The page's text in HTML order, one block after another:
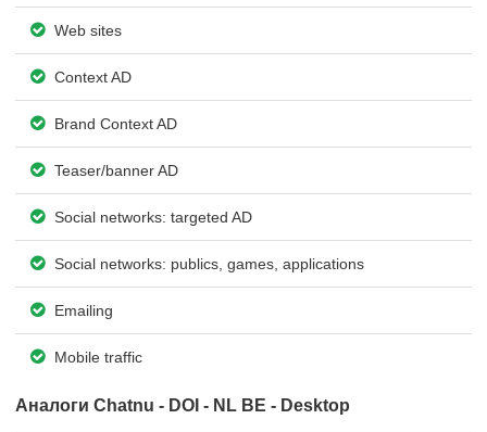
Web sites
Context AD
Brand Context AD
Teaser/banner AD
Social networks: targeted AD
Social networks: publics, games, applications
Emailing
Mobile traffic
Аналоги Chatnu - DOI - NL BE - Desktop